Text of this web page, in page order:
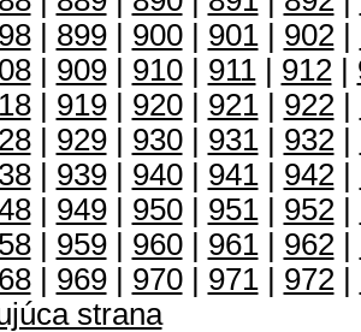
| 899| 900| 901| 902|
| 909| 910| 911| 912|
| 919| 920| 921| 922|
| 929| 930| 931| 932|
| 939| 940| 941| 942|
| 949| 950| 951| 952|
| 959| 960| 961| 962|
| 969| 970| 971| 972|
strana